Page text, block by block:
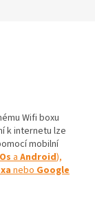
Wifi boxu
k internetu lze
mobilní
aAndroid),
neboGoogle